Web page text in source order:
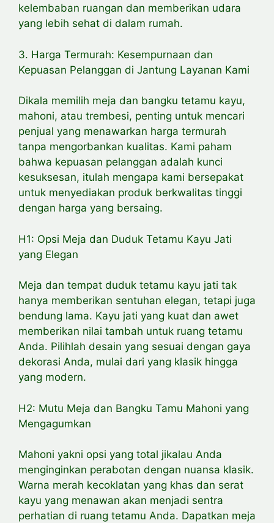
kelembaban ruangan dan memberikan udara
yang lebih sehat di dalam rumah.
3. Harga Termurah: Kesempurnaan dan
Kepuasan Pelanggan di Jantung Layanan Kami
Dikala memilih meja dan bangku tetamu kayu,
mahoni, atau trembesi, penting untuk mencari
penjual yang menawarkan harga termurah
tanpa mengorbankan kualitas. Kami paham
bahwa kepuasan pelanggan adalah kunci
kesuksesan, itulah mengapa kami bersepakat
untuk menyediakan produk berkwalitas tinggi
dengan harga yang bersaing.
H1: Opsi Meja dan Duduk Tetamu Kayu Jati
yang Elegan
Meja dan tempat duduk tetamu kayu jati tak
hanya memberikan sentuhan elegan, tetapi juga
bendung lama. Kayu jati yang kuat dan awet
memberikan nilai tambah untuk ruang tetamu
Anda. Pilihlah desain yang sesuai dengan gaya
dekorasi Anda, mulai dari yang klasik hingga
yang modern.
H2: Mutu Meja dan Bangku Tamu Mahoni yang
Mengagumkan
Mahoni yakni opsi yang total jikalau Anda
menginginkan perabotan dengan nuansa klasik.
Warna merah kecoklatan yang khas dan serat
kayu yang menawan akan menjadi sentra
perhatian di ruang tetamu Anda. Dapatkan meja